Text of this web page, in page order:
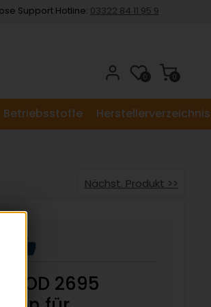
Support Hotline: 03322 84 11 95 9
0
0
Betriebsstoffe Herstellerverzeichnis
Nächst. Produkt >>
2695